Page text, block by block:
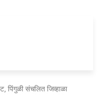
पिंगुळी संचलित जिव्हाळा